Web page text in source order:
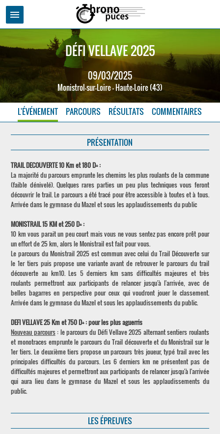
menu
DÉFI VELLAVE 2025
09/03/2025
Monistrol-sur-Loire - Haute-Loire (43)
L'ÉVÉNEMENT PARCOURS RÉSULTATS COMMENTAIRES
PRÉSENTATION
TRAIL DECOUVERTE 10 Km et 180 D+ :
La majorité du parcours emprunte les chemins les plus roulants de la commune
(faible dénivelé). Quelques rares parties un peu plus techniques vous feront
découvrir le trail. Le parcours a été tracé pour être accessible à toutes et à tous.
Arrivée dans le gymnase du Mazel et sous les applaudissements du public
MONISTRAIL 15 KM et 250 D+ :
10 km vous parait un peu court mais vous ne vous sentez pas encore prêt pour
un effort de 25 km, alors le Monistrail est fait pour vous.
Le parcours du Monistrail 2025 est commun avec celui du Trail Découverte sur
le 1er tiers puis propose une variante avant de retrouver le parcours du trail
découverte au km10. Les 5 derniers km sans difficultés majeures et très
roulants permettront aux participants de relancer jusqu'à l'arrivée, avec de
belles bagarres en perspective pour ceux qui voudront jouer le classement.
Arrivée dans le gymnase du Mazel et sous les applaudissements du public.
DEFI VELLAVE 25 Km et 750 D+ : pour les plus aguerris
Nouveau parcours: le parcours du Défi Vellave 2025 alternant sentiers roulants
et monotraces emprunte le parcours du Trail découverte et du Monistrail sur le
1er tiers. Le deuxième tiers propose un parcours très joueur, typé trail avec les
principales difficultés du parcours. Les 6 derniers km ne présentent pas de
difficultés majeures et permettront aux participants de relancer jusqu'à l'arrivée
qui aura lieu dans le gymnase du Mazel et sous les applaudissements du
public.
LES ÉPREUVES